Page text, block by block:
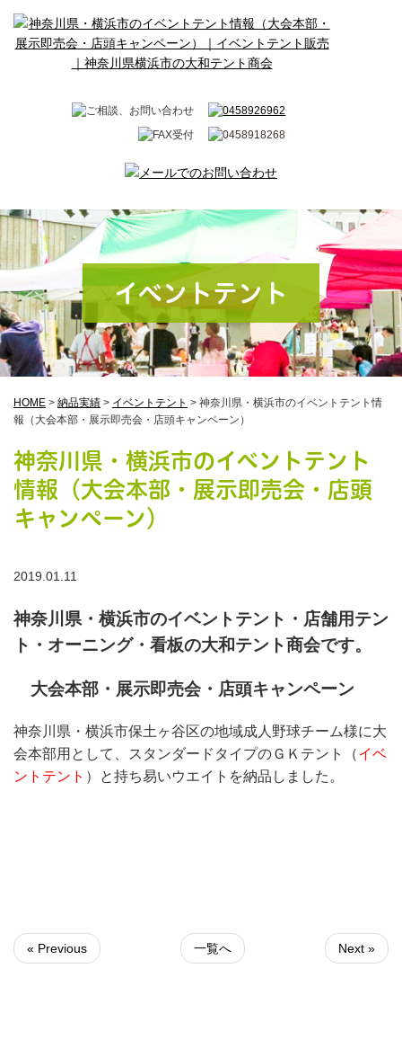
イベントテント
HOME > 納品実績 > イベントテント > 神奈川県・横浜市のイベントテント情
報（大会本部・展示即売会・店頭キャンペーン）
神奈川県・横浜市のイベントテント
情報（大会本部・展示即売会・店頭
キャンペーン）
2019.01.11
神奈川県・横浜市のイベントテント・店舗用テン
ト・オーニング・看板の大和テント商会です。
大会本部・展示即売会・店頭キャンペーン
神奈川県・横浜市保土ヶ谷区の地域成人野球チーム様に大
会本部用として、スタンダードタイプのＧＫテント（イベ
ントテント ）と持ち易いウエイトを納品しました。
« Previous 一覧へ Next »